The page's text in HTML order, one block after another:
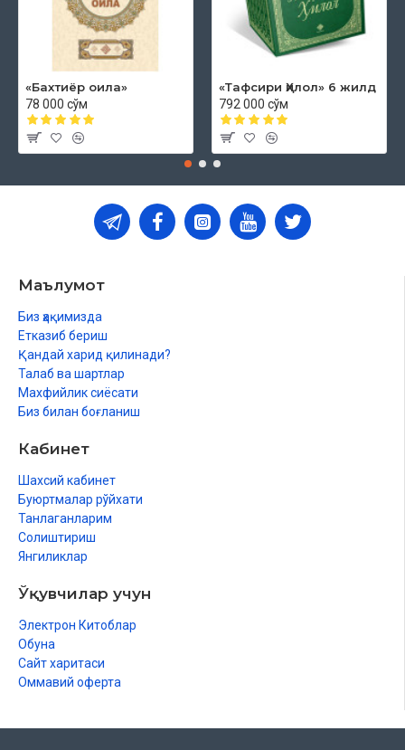
«Бахтиёр оила»
78 000 сўм
«Тафсири Ҳилол» 6 жилд
792 000 сўм
Маълумот
Биз ҳақимизда
Етказиб бериш
Қандай харид қилинади?
Талаб ва шартлар
Махфийлик сиёсати
Биз билан боғланиш
Кабинет
Шахсий кабинет
Буюртмалар рўйхати
Танлаганларим
Солиштириш
Янгиликлар
Ўқувчилар учун
Электрон Китоблар
Обуна
Сайт харитаси
Оммавий оферта